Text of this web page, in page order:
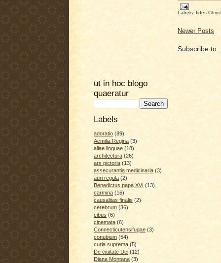
ut in hoc blogo
quaeratur
Labels
adoratio (89)
Aemilia Regina (3)
aliae linguae (18)
architectura (26)
ars pictoria (13)
assecurantia medicinaria (3)
auri regula (2)
Benedictus papa XVI (13)
carmina (16)
causalitas finalis (2)
cerebrum (36)
cibus (6)
cinemata (6)
Connecticutensifugae (3)
conubium (54)
curia suprema (5)
De ciuitate Dei (12)
Diana Montana (3)
Labels: fides
Newer Posts
Subscribe to: